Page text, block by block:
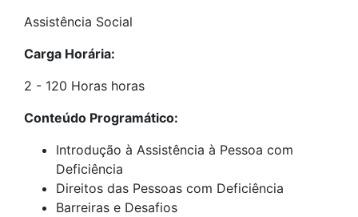
Assistência Social
Carga Horária:
2 - 120 Horas horas
Conteúdo Programático:
Introdução à Assistência à Pessoa com
Deficiência
Direitos das Pessoas com Deficiência
Barreiras e Desafios